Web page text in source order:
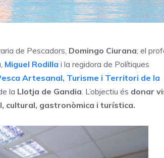
de Pescadors, Domingo Ciurana; el
Miguel Rodilla i la regidora de Polítiques
Artesanal, Turisme i Territori de la
la Llotja de Gandia. L’objectiu és donar
cultural, gastronòmica i turística.